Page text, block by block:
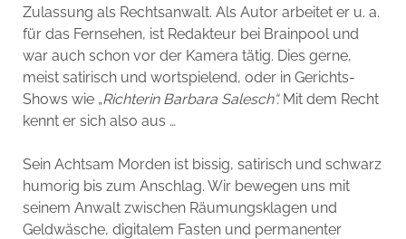
Zulassung als Rechtsanwalt. Als Autor arbeitet er u. a.
für das Fernsehen, ist Redakteur bei Brainpool und
war auch schon vor der Kamera tätig. Dies gerne,
meist satirisch und wortspielend, oder in Gerichts-
Shows wie „Richterin Barbara Salesch“.Mit dem Recht
kennt er sich also aus …
Sein Achtsam Morden ist bissig, satirisch und schwarz
humorig bis zum Anschlag. Wir bewegen uns mit
seinem Anwalt zwischen Räumungsklagen und
Geldwäsche, digitalem Fasten und permanenter